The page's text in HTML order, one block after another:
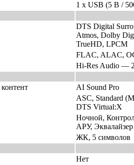
1 x USB (5 В /
DTS Digital
Atmos, Dolby
TrueHD, LPCM
FLAC, ALAC,
Hi-Res Audio —
AI Sound Pro
ASC, Standard
DTS Virtual:X
Ночной,
АРУ, Эквалайзер
ЖК, 5 символов
Нет